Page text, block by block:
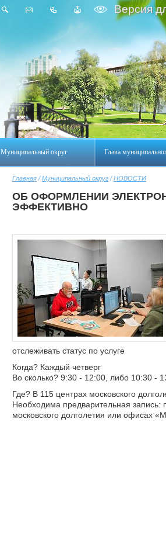
Муниципальный округ Глава
Версия
Главная /Муниципальный округ /НОВОСТИ
ОБ ОФОРМЛЕНИИ
ЭФФЕКТИВНО
отслеживать статус по услуге
Когда? Каждый четверг
Во сколько? 9:30 - 12:00, либо 10:30 -
Где? В 115 центрах московского
Необходима предварительная
московского долголетия или офисах